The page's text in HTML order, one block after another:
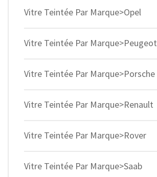
Vitre Teintée Par Marque>Opel
Vitre Teintée Par Marque>Peugeot
Vitre Teintée Par Marque>Porsche
Vitre Teintée Par Marque>Renault
Vitre Teintée Par Marque>Rover
Vitre Teintée Par Marque>Saab